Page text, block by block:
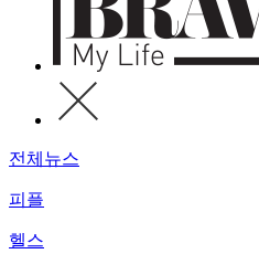
전체뉴스
피플
헬스